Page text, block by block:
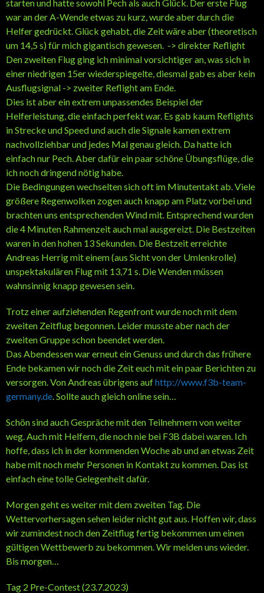
starten und hatte sowohl Pech als auch Glück. Der erste Flug
war an der A-Wende etwas zu kurz, wurde aber durch die
Helfer gedrückt. Glück gehabt, die Zeit wäre aber (theoretisch
um 14,5 s) für mich gigantisch gewesen. -> direkter Reflight
Den zweiten Flug ging ich minimal vorsichtiger an, was sich in
einer niedrigen 15er wiederspiegelte, diesmal gab es aber kein
Ausflugsignal -> zweiter Reflight am Ende.
Dies ist aber ein extrem unpassendes Beispiel der
Helferleistung, die einfach perfekt war. Es gab kaum Reflights
in Strecke und Speed und auch die Signale kamen extrem
nachvollziehbar und jedes Mal genau gleich. Da hatte ich
einfach nur Pech. Aber dafür ein paar schöne Übungsflüge, die
ich noch dringend nötig habe.
Die Bedingungen wechselten sich oft im Minutentakt ab. Viele
größere Regenwolken zogen auch knapp am Platz vorbei und
brachten uns entsprechenden Wind mit. Entsprechend wurden
die 4 Minuten Rahmenzeit auch mal ausgereizt. Die Bestzeiten
waren in den hohen 13 Sekunden. Die Bestzeit erreichte
Andreas Herrig mit einem (aus Sicht von der Umlenkrolle)
unspektakulären Flug mit 13,71 s. Die Wenden müssen
wahnsinnig knapp gewesen sein.
Trotz einer aufziehenden Regenfront wurde noch mit dem
zweiten Zeitflug begonnen. Leider musste aber nach der
zweiten Gruppe schon beendet werden.
Das Abendessen war erneut ein Genuss und durch das frühere
Ende bekamen wir noch die Zeit euch mit ein paar Berichten zu
versorgen. Von Andreas übrigens aufhttp://www.f3b-team-
germany.de . Sollte auch gleich online sein…
Schön sind auch Gespräche mit den Teilnehmern von weiter
weg. Auch mit Helfern, die noch nie bei F3B dabei waren. Ich
hoffe, dass ich in der kommenden Woche ab und an etwas Zeit
habe mit noch mehr Personen in Kontakt zu kommen. Das ist
einfach eine tolle Gelegenheit dafür.
Morgen geht es weiter mit dem zweiten Tag. Die
Wettervorhersagen sehen leider nicht gut aus. Hoffen wir, dass
wir zumindest noch den Zeitflug fertig bekommen um einen
gültigen Wettbewerb zu bekommen. Wir melden uns wieder.
Bis morgen…
Tag 2 Pre-Contest (23.7.2023)